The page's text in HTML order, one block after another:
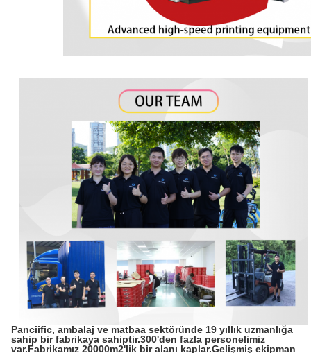
Panciific, ambalaj ve matbaa sektöründe 19 yıllık uzmanlığa
sahip bir fabrikaya sahiptir.300'den fazla personelimiz
var.Fabrikamız 20000m2'lik bir alanı kaplar.Gelişmiş ekipman